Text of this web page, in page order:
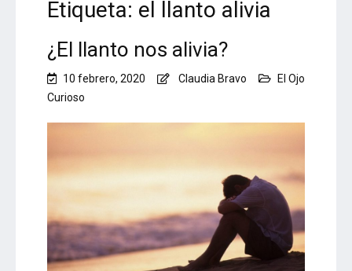
Etiqueta: el llanto alivia
¿El llanto nos alivia?
10 febrero, 2020 Claudia Bravo
El Ojo
Curioso